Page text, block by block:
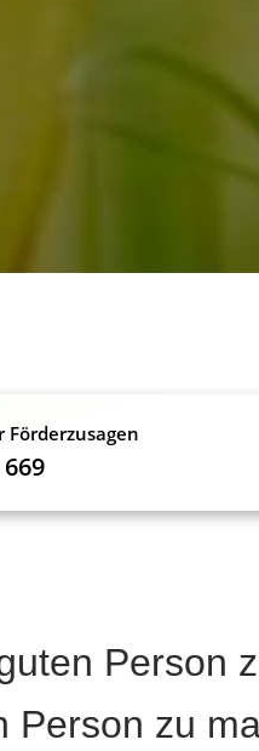
Förderzusagen
669
Person
Person zu